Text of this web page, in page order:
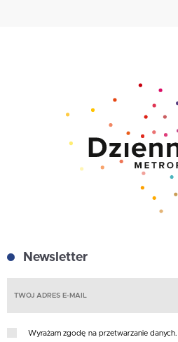
Newsletter
Wyrażam zgodę na przetwarzanie danych.